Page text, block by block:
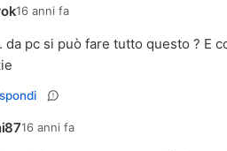
16 anni fa
da pc si può fare tutto questo ? E
16 anni fa